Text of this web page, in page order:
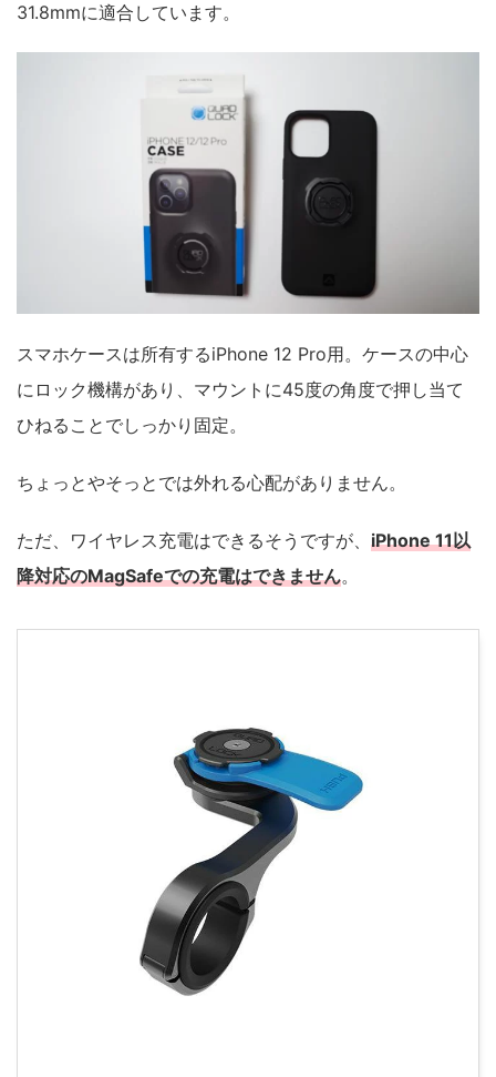
31.8mmに適合しています。
スマホケースは所有するiPhone 12 Pro用。ケースの中心
にロック機構があり、マウントに45度の角度で押し当て
ひねることでしっかり固定。
ちょっとやそっとでは外れる心配がありません。
ただ、ワイヤレス充電はできるそうですが、 iPhone 11以
降対応のMagSafeでの充電はできません。